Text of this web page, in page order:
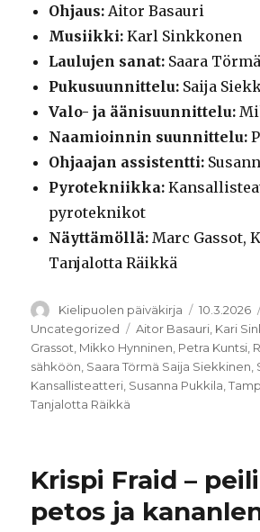
Ohjaus: Aitor Basauri
Musiikki: Karl Sinkkonen
Laulujen sanat: Saara Törmä
Pukusuunnittelu: Saija
Valo- ja äänisuunnittelu:
Naamioinnin suunnittelu:
Ohjaajan assistentti:
Pyrotekniikka:
pyroteknikot
Näyttämöllä: Marc Gassot,
Tanjalotta Räikkä
Kirjoittaja
Kielipuolen päiväkirja Julkaistu
10.3.2026
Uncategorized
Avainsanat
Aitor Basauri Kari
Grassot Mikko Hynninen Petra Kuntsi
sähköön Saara Törmä Saija Siekkinen
Kansallisteatteri Susanna Pukkila ,
Tanjalotta Räikkä
Krispi Fraid –
petos ja